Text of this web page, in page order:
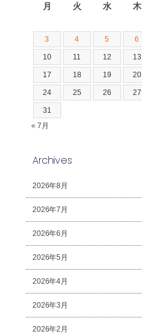
月 火 水 木
3 4 5 6
10 11 12 13
17 18 19 20
24 25 26 27
31
« 7月
Archives
2026年8月
2026年7月
2026年6月
2026年5月
2026年4月
2026年3月
2026年2月